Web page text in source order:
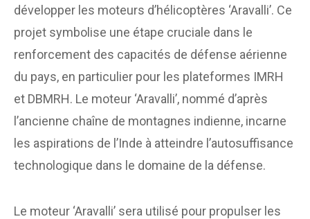
développer les moteurs d’hélicoptères ‘Aravalli’. Ce
projet symbolise une étape cruciale dans le
renforcement des capacités de défense aérienne
du pays, en particulier pour les plateformes IMRH
et DBMRH. Le moteur ‘Aravalli’, nommé d’après
l’ancienne chaîne de montagnes indienne, incarne
les aspirations de l’Inde à atteindre l’autosuffisance
technologique dans le domaine de la défense.
Le moteur ‘Aravalli’ sera utilisé pour propulser les